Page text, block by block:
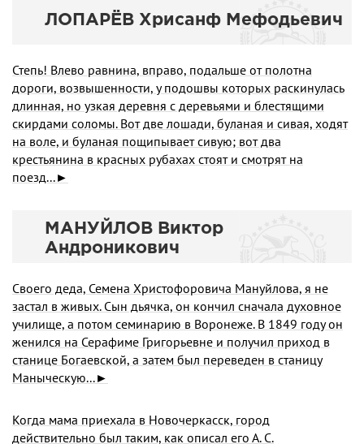
ЛОПАРЁВ Хрисанф Мефодьевич
Степь! Влево равнина, вправо, подальше от полотна
дороги, возвышенности, у подошвы которых раскинулась
длинная, но узкая деревня с деревьями и блестящими
скирдами соломы. Вот две лошади, буланая и сивая, ходят
на воле, и буланая пощипывает сивую; вот два
крестьянина в красных рубахах стоят и смотрят на
поезд...►
МАНУЙЛОВ Виктор
Андроникович
Своего деда, Семена Христофоровича Мануйлова, я не
застал в живых. Сын дьячка, он кончил сначала духовное
училище, а потом семинарию в Воронеже. В 1849 году он
женился на Серафиме Григорьевне и получил приход в
станице Богаевской, а затем был переведен в станицу
Маныческую...►
Когда мама приехала в Новочеркасск, город
действительно был таким, как описал его А. С.